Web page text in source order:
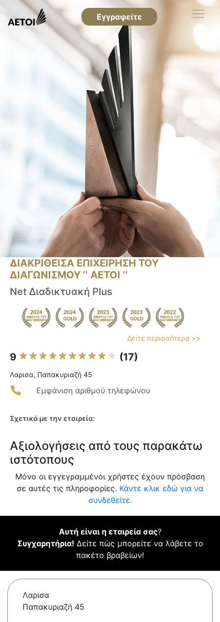
Εγγραφείτε
ΔΙΑΚΡΙΘΕΙΣΑ ΕΠΙΧΕΙΡΗΣΗ ΤΟΥ
ΔΙΑΓΩΝΙΣΜΟΥ ‘’ ΑΕΤΟΙ ‘’
Net Διαδικτυακή Plus
Δείτε περισσότερα >>
9 (17)
Λαρισα, Παπακυριαζή 45
Εμφάνιση αριθμού τηλεφώνου
Σχετικά με την εταιρεία:
Αξιολογήσεις από τους παρακάτω
ιστότοπους
Μόνο οι εγγεγραμμένοι χρήστες έχουν πρόσβαση
σε αυτές τις πληροφορίες. Κάντε κλικ εδώ για να
συνδεθείτε.
Αυτή είναι η εταιρεία σας?
Συγχαρητήρια! Δείτε πώς μπορείτε να λάβετε το
πακέτο βραβείων!
Λαρισα
Παπακυριαζή 45